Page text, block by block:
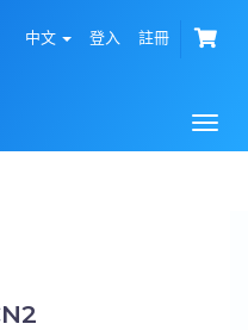
中文 登入 註冊